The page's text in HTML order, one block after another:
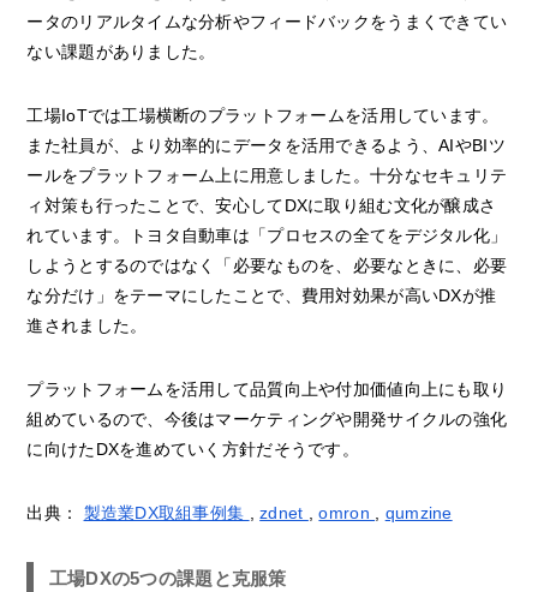
ータのリアルタイムな分析やフィードバックをうまくできてい
ない課題がありました。
工場IoTでは工場横断のプラットフォームを活用しています。
また社員が、より効率的にデータを活用できるよう、AIやBIツ
ールをプラットフォーム上に用意しました。十分なセキュリテ
ィ対策も行ったことで、安心してDXに取り組む文化が醸成さ
れています。トヨタ自動車は「プロセスの全てをデジタル化」
しようとするのではなく「必要なものを、必要なときに、必要
な分だけ」をテーマにしたことで、費用対効果が高いDXが推
進されました。
プラットフォームを活用して品質向上や付加価値向上にも取り
組めているので、今後はマーケティングや開発サイクルの強化
に向けたDXを進めていく方針だそうです。
出典： 製造業DX取組事例集 ,zdnet ,omron qumzine
工場DXの5つの課題と克服策